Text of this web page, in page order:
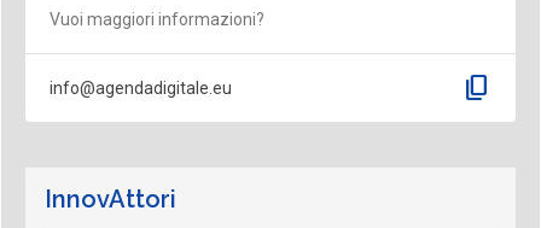
Vuoi maggiori informazioni?
info@agendadigitale.eu content_copy
InnovAttori